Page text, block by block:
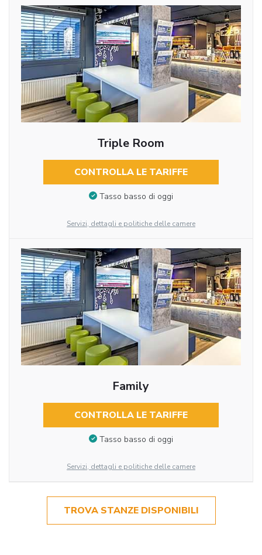
Triple Room
CONTROLLA LE TARIFFE
Tasso basso di oggi
Servizi, dettagli e politiche delle camere
Family
CONTROLLA LE TARIFFE
Tasso basso di oggi
Servizi, dettagli e politiche delle camere
TROVA STANZE DISPONIBILI